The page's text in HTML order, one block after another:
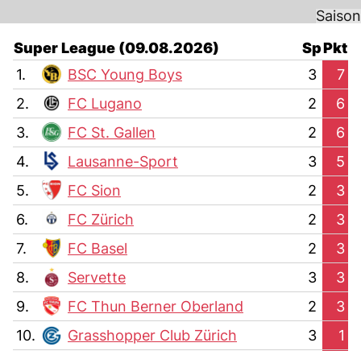
Saison
Super League (09.08.2026)
SpPkt
1.
BSC Young Boys 3
7
2.
FC Lugano 2
6
3.
FC St. Gallen 2
6
4.
Lausanne-Sport 3
5
5.
FC Sion 2
3
6.
FC Zürich 2
3
7.
FC Basel 2
3
8.
Servette 3
3
9.
FC Thun Berner Oberland 2
3
10.
Grasshopper Club Zürich 3
1